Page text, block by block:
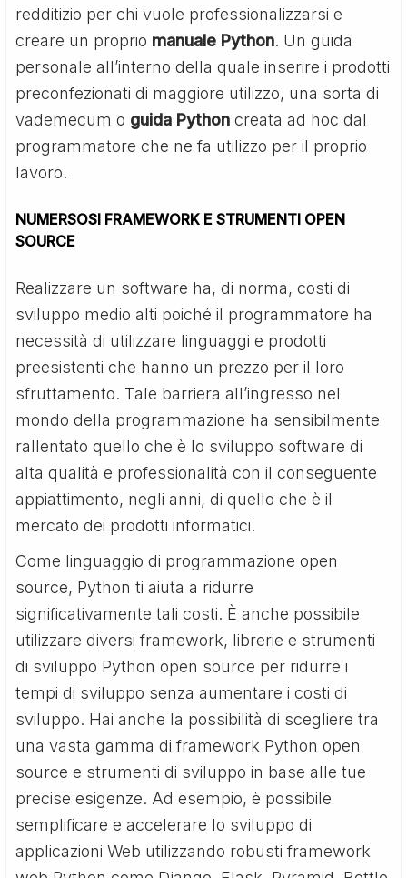
redditizio per chi vuole professionalizzarsi e
creare un proprio manuale Python. Un guida
personale all’interno della quale inserire i prodotti
preconfezionati di maggiore utilizzo, una sorta di
vademecum o guida Python creata ad hoc dal
programmatore che ne fa utilizzo per il proprio
lavoro.
NUMERSOSI FRAMEWORK E STRUMENTI OPEN
SOURCE
Realizzare un software ha, di norma, costi di
sviluppo medio alti poiché il programmatore ha
necessità di utilizzare linguaggi e prodotti
preesistenti che hanno un prezzo per il loro
sfruttamento. Tale barriera all’ingresso nel
mondo della programmazione ha sensibilmente
rallentato quello che è lo sviluppo software di
alta qualità e professionalità con il conseguente
appiattimento, negli anni, di quello che è il
mercato dei prodotti informatici.
Come linguaggio di programmazione open
source, Python ti aiuta a ridurre
significativamente tali costi. È anche possibile
utilizzare diversi framework, librerie e strumenti
di sviluppo Python open source per ridurre i
tempi di sviluppo senza aumentare i costi di
sviluppo. Hai anche la possibilità di scegliere tra
una vasta gamma di framework Python open
source e strumenti di sviluppo in base alle tue
precise esigenze. Ad esempio, è possibile
semplificare e accelerare lo sviluppo di
applicazioni Web utilizzando robusti framework